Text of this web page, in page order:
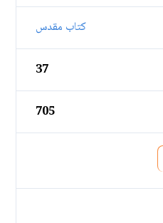
كتاب مقدس
37
705